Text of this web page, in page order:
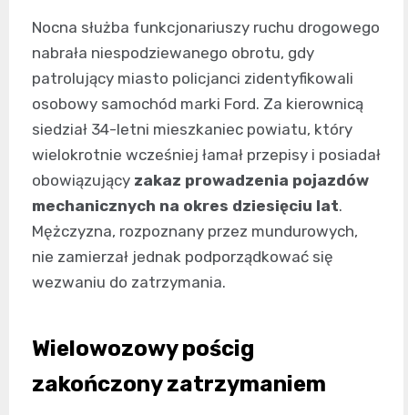
Nocna służba funkcjonariuszy ruchu drogowego
nabrała niespodziewanego obrotu, gdy
patrolujący miasto policjanci zidentyfikowali
osobowy samochód marki Ford. Za kierownicą
siedział 34-letni mieszkaniec powiatu, który
wielokrotnie wcześniej łamał przepisy i posiadał
obowiązujący zakaz prowadzenia pojazdów
mechanicznych na okres dziesięciu lat.
Mężczyzna, rozpoznany przez mundurowych,
nie zamierzał jednak podporządkować się
wezwaniu do zatrzymania.
Wielowozowy pościg
zakończony zatrzymaniem